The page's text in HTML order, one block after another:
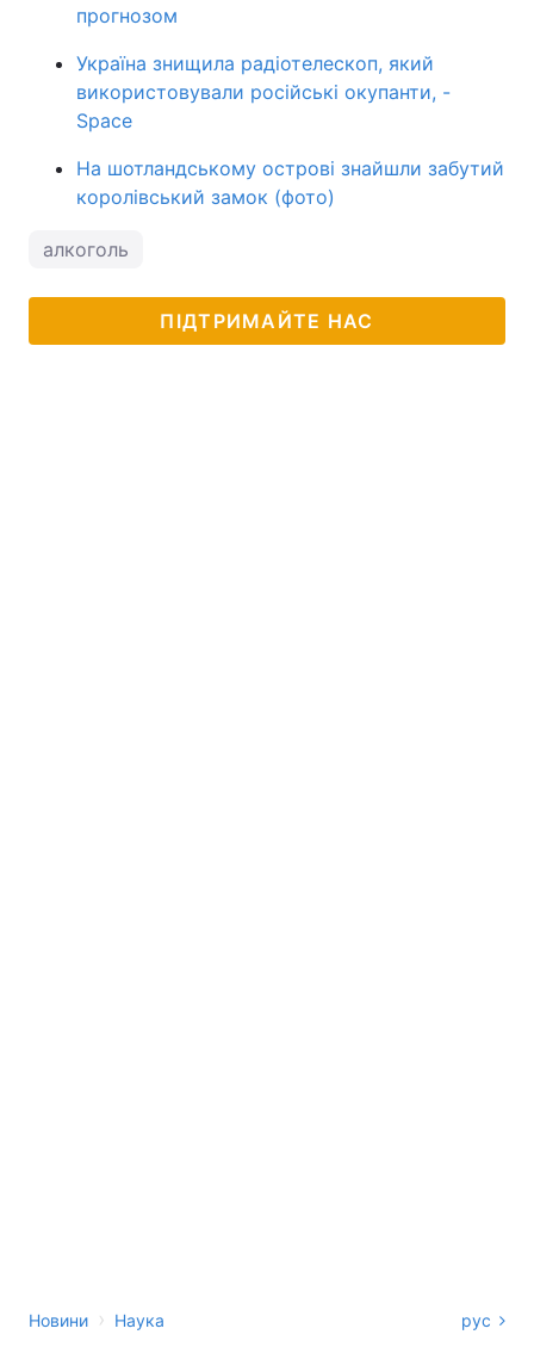
прогнозом
Україна знищила радіотелескоп, який
використовували російські окупанти, -
Space
На шотландському острові знайшли забутий
королівський замок (фото)
алкоголь
ПІДТРИМАЙТЕ НАС
Новини › Наука рус